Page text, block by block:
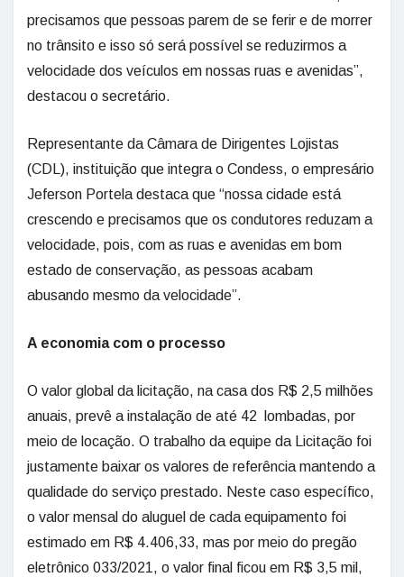
precisamos que pessoas parem de se ferir e de morrer
no trânsito e isso só será possível se reduzirmos a
velocidade dos veículos em nossas ruas e avenidas”,
destacou o secretário.
Representante da Câmara de Dirigentes Lojistas
(CDL), instituição que integra o Condess, o empresário
Jeferson Portela destaca que “nossa cidade está
crescendo e precisamos que os condutores reduzam a
velocidade, pois, com as ruas e avenidas em bom
estado de conservação, as pessoas acabam
abusando mesmo da velocidade”.
A economia com o processo
O valor global da licitação, na casa dos R$ 2,5 milhões
anuais, prevê a instalação de até 42 lombadas, por
meio de locação. O trabalho da equipe da Licitação foi
justamente baixar os valores de referência mantendo a
qualidade do serviço prestado. Neste caso específico,
o valor mensal do aluguel de cada equipamento foi
estimado em R$ 4.406,33, mas por meio do pregão
eletrônico 033/2021, o valor final ficou em R$ 3,5 mil,